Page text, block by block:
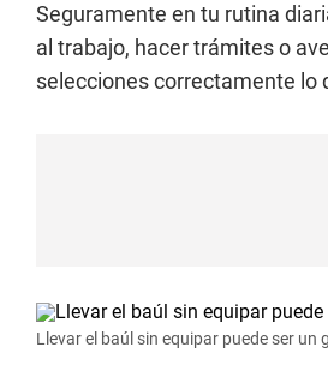
Seguramente en tu rutina
al trabajo, hacer trámites o
selecciones correctamente lo
Llevar el baúl sin equipar puede ser un